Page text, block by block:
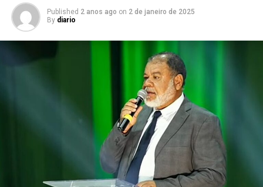
Published 2 anos ago on 2 de janeiro de 2025
By diario